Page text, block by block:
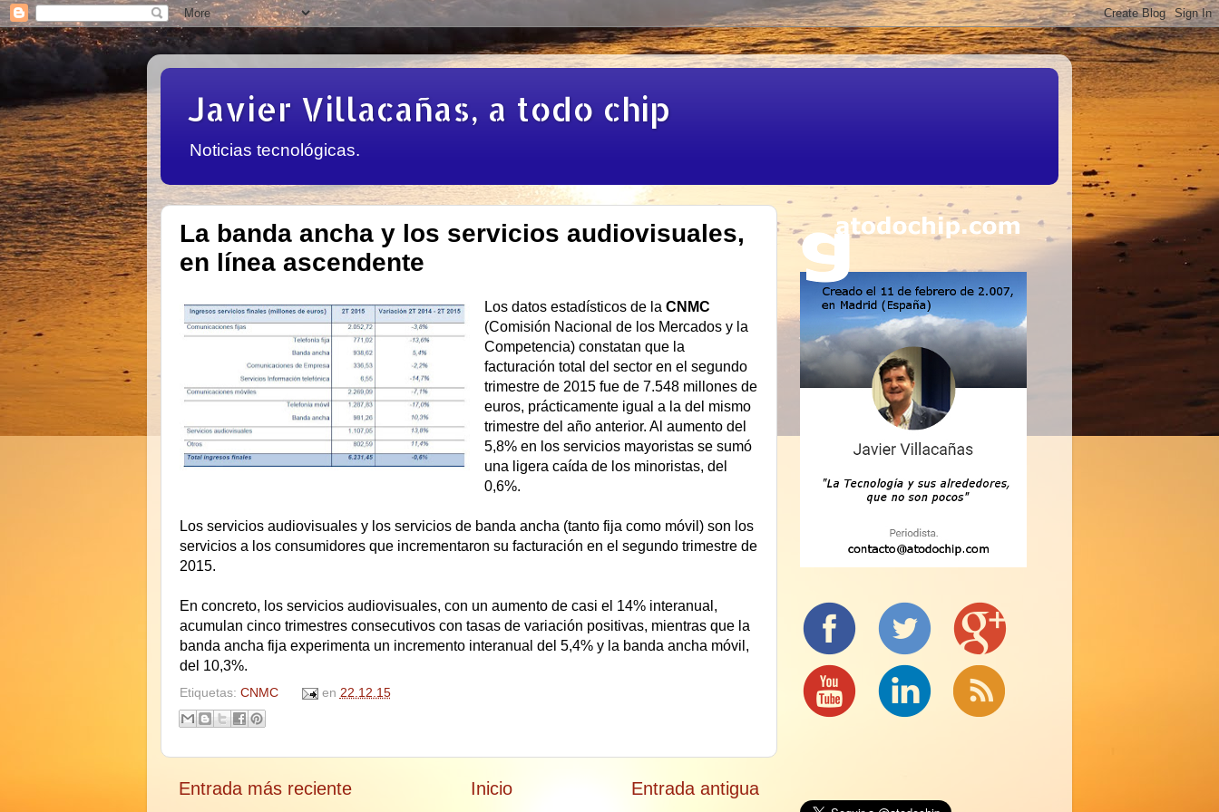
Javier Villacañas, a todo chip
Noticias tecnológicas.
La banda ancha y los servicios audiovisuales,
en línea ascendente
Los datos estadísticos de la CNMC
(Comisión Nacional de los Mercados y la
Competencia) constatan que la
facturación total del sector en el segundo
trimestre de 2015 fue de 7.548 millones de
euros, prácticamente igual a la del mismo
trimestre del año anterior. Al aumento del
5,8% en los servicios mayoristas se sumó
una ligera caída de los minoristas, del
0,6%.
Los servicios audiovisuales y los servicios de banda ancha (tanto fija como móvil) son los
servicios a los consumidores que incrementaron su facturación en el segundo trimestre de
2015.
En concreto, los servicios audiovisuales, con un aumento de casi el 14% interanual,
acumulan cinco trimestres consecutivos con tasas de variación positivas, mientras que la
banda ancha fija experimenta un incremento interanual del 5,4% y la banda ancha móvil,
del 10,3%.
Etiquetas: CNMC en 22.12.15
Entrada más reciente Entrada antigua
Inicio